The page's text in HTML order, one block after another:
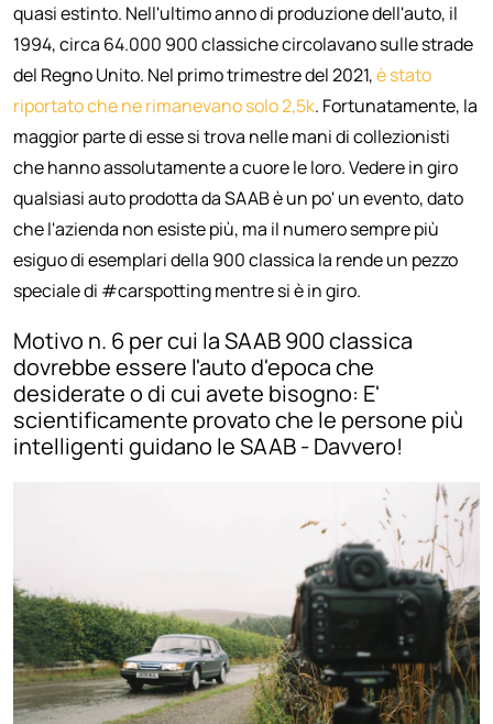
quasi estinto. Nell'ultimo anno di produzione dell'auto, il
1994, circa 64.000 900 classiche circolavano sulle strade
del Regno Unito. Nel primo trimestre del 2021,è stato
riportato che ne rimanevano solo 2,5k. Fortunatamente, la
maggior parte di esse si trova nelle mani di collezionisti
che hanno assolutamente a cuore le loro. Vedere in giro
qualsiasi auto prodotta da SAAB è un po' un evento, dato
che l'azienda non esiste più, ma il numero sempre più
esiguo di esemplari della 900 classica la rende un pezzo
speciale di #carspotting mentre si è in giro.
Motivo n. 6 per cui la SAAB 900 classica
dovrebbe essere l'auto d'epoca che
desiderate o di cui avete bisogno: E'
scientificamente provato che le persone più
intelligenti guidano le SAAB - Davvero!